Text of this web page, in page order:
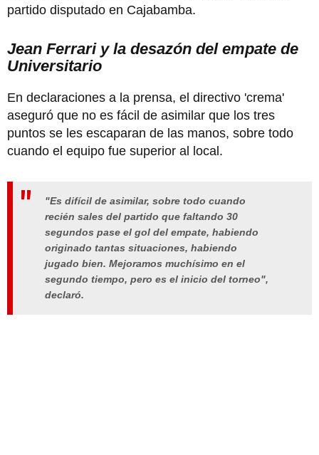
partido disputado en Cajabamba.
Jean Ferrari y la desazón del empate de
Universitario
En declaraciones a la prensa, el directivo 'crema'
aseguró que no es fácil de asimilar que los tres
puntos se les escaparan de las manos, sobre todo
cuando el equipo fue superior al local.
"Es difícil de asimilar, sobre todo cuando
recién sales del partido que faltando 30
segundos pase el gol del empate, habiendo
originado tantas situaciones, habiendo
jugado bien. Mejoramos muchísimo en el
segundo tiempo, pero es el inicio del torneo",
declaró.